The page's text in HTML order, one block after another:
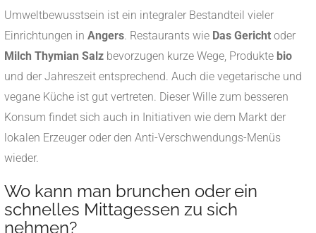
Umweltbewusstsein ist ein integraler Bestandteil vieler
Einrichtungen in Angers. Restaurants wie Das Gericht oder
Milch Thymian Salz bevorzugen kurze Wege, Produkte bio
und der Jahreszeit entsprechend. Auch die vegetarische und
vegane Küche ist gut vertreten. Dieser Wille zum besseren
Konsum findet sich auch in Initiativen wie dem Markt der
lokalen Erzeuger oder den Anti-Verschwendungs-Menüs
wieder.
Wo kann man brunchen oder ein
schnelles Mittagessen zu sich
nehmen?